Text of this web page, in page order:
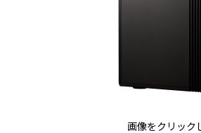
画像をクリック